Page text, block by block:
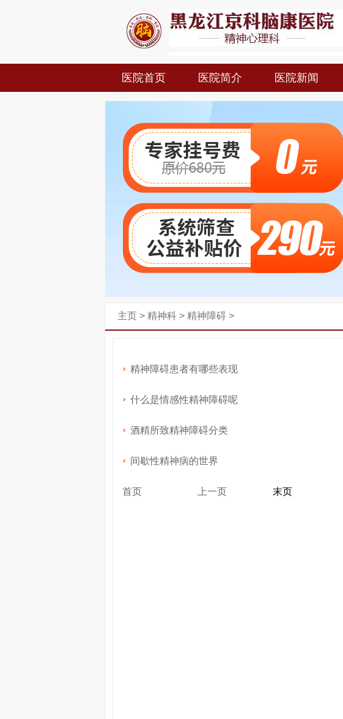
医院首页 医院简介 医院新闻
主页 > 精神科 > 精神障碍 >
精神障碍患者有哪些表现
什么是情感性精神障碍呢
酒精所致精神障碍分类
间歇性精神病的世界
首页 上一页 末页